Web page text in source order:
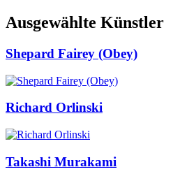
Ausgewählte Künstler
Shepard Fairey (Obey)
Richard Orlinski
Takashi Murakami